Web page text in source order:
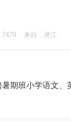
7479 来自：潜江
期班小学语文、